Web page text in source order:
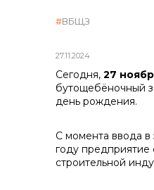
объявленные
27.11.2024
ВБЩЗ
Сегодня, 27
бутощебёночный
день рождения.
С момента ввода в
году предприятие
строительной